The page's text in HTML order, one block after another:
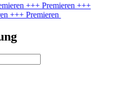
+++ Premieren +++
+++ Premieren